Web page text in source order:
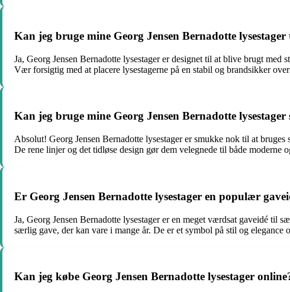
Kan jeg bruge mine Georg Jensen Bernadotte
Ja, Georg Jensen Bernadotte lysestager er designet til at blive brugt
Vær forsigtig med at placere lysestagerne på en stabil og brandsikker
Kan jeg bruge mine Georg Jensen Bernadotte
Absolut! Georg Jensen Bernadotte lysestager er smukke nok til at
De rene linjer og det tidløse design gør dem velegnede til både moderne
Er Georg Jensen Bernadotte lysestager en populær
Ja, Georg Jensen Bernadotte lysestager er en meget værdsat gaveidé
særlig gave, der kan vare i mange år. De er et symbol på stil og
Kan jeg købe Georg Jensen Bernadotte lysestager